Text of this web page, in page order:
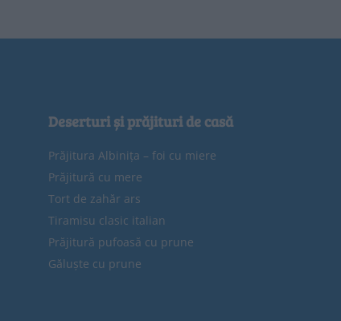
Deserturi și prăjituri de casă
Prăjitura Albinița – foi cu miere
Prăjitură cu mere
Tort de zahăr ars
Tiramisu clasic italian
Prăjitură pufoasă cu prune
Găluște cu prune